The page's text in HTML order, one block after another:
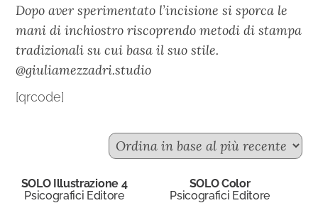
Dopo aver sperimentato l’incisione si sporca le
mani di inchiostro riscoprendo metodi di stampa
tradizionali su cui basa il suo stile.
@giuliamezzadri.studio
[qrcode]
SOLO Illustrazione 4
Psicografici Editore
SOLO Color
Psicografici Editore